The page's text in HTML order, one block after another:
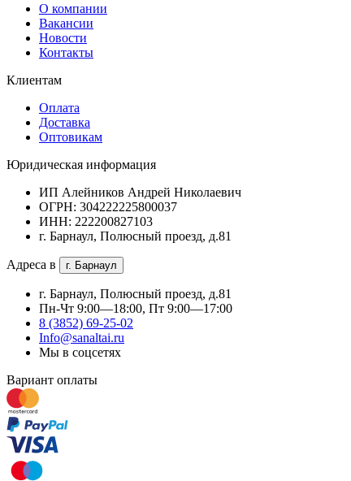
О компании
Вакансии
Новости
Контакты
Клиентам
Оплата
Доставка
Оптовикам
Юридическая информация
ИП Алейников Андрей Николаевич
ОГРН: 304222225800037
ИНН: 222200827103
г. Барнаул, Полюсный проезд, д.81
Адреса в г. Барнаул
г. Барнаул, Полюсный проезд, д.81
Пн-Чт 9:00—18:00, Пт 9:00—17:00
8 (3852) 69-25-02
Info@sanaltai.ru
Мы в соцсетях
Вариант оплаты